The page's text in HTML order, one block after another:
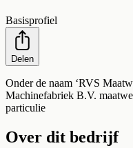
Basisprofiel
Delen
Onder de naam ‘RVS
Machinefabriek B.V.
particulie
Over dit bedrijf